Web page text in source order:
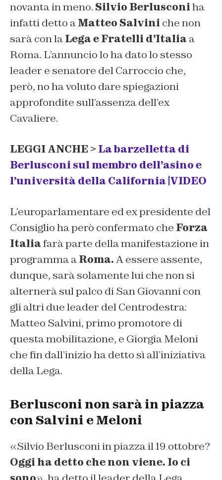
novanta in meno. Silvio Berlusconiha
infatti detto aMatteo Salvini che non
sarà con laLega e Fratelli d’Italia a
Roma. L’annuncio lo ha dato lo stesso
leader e senatore del Carroccio che,
però, no ha voluto dare spiegazioni
approfondite sull’assenza dell’ex
Cavaliere.
LEGGI ANCHE > La barzelletta di
Berlusconi sul membro dell’asino e
l’università della California | VIDEO
L’europarlamentare ed ex presidente del
Consiglio ha però confermato che Forza
Italiafarà parte della manifestazione in
programma aRoma.A essere assente,
dunque, sarà solamente lui che non si
alternerà sul palco di San Giovanni con
gli altri due leader del Centrodestra:
Matteo Salvini, primo promotore di
questa mobilitazione, e Giorgia Meloni
che fin dall’inizio ha detto sì all’iniziativa
della Lega.
Berlusconi non sarà in piazza
con Salvini e Meloni
«Silvio Berlusconi in piazza il 19 ottobre?
Oggi ha detto che non viene. Io ci